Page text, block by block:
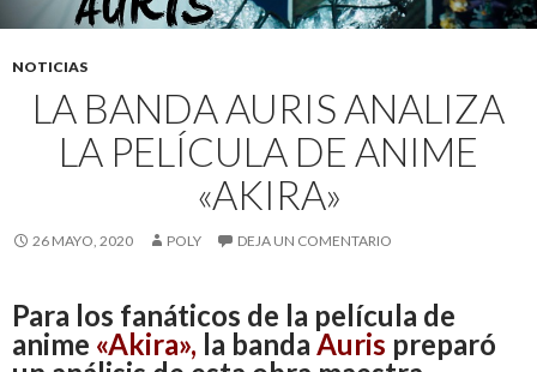
NOTICIAS
LA BANDA AURIS ANALIZA
LA PELÍCULA DE ANIME
«AKIRA»
26 MAYO, 2020 POLY DEJA UN COMENTARIO
Para los fanáticos de la película de
anime «Akira», la banda Auris preparó